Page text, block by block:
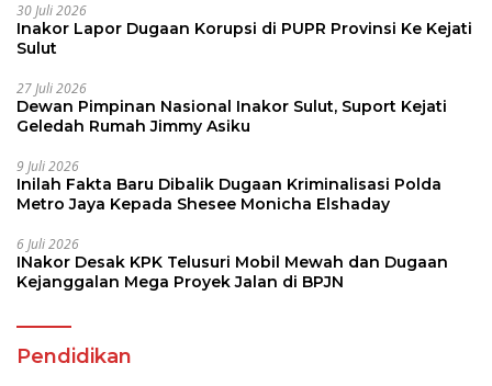
30 Juli 2026
Inakor Lapor Dugaan Korupsi di PUPR Provinsi Ke Kejati
Sulut
27 Juli 2026
Dewan Pimpinan Nasional Inakor Sulut, Suport Kejati
Geledah Rumah Jimmy Asiku
9 Juli 2026
Inilah Fakta Baru Dibalik Dugaan Kriminalisasi Polda
Metro Jaya Kepada Shesee Monicha Elshaday
6 Juli 2026
INakor Desak KPK Telusuri Mobil Mewah dan Dugaan
Kejanggalan Mega Proyek Jalan di BPJN
Pendidikan